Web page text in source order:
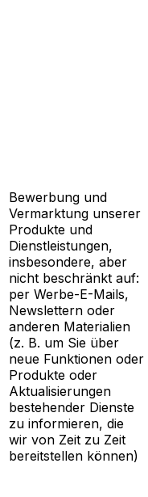
Bewerbung und
Vermarktung unserer
Produkte und
Dienstleistungen,
insbesondere, aber
nicht beschränkt auf:
per Werbe-E-Mails,
Newslettern oder
anderen Materialien
(z. B. um Sie über
neue Funktionen oder
Produkte oder
Aktualisierungen
bestehender Dienste
zu informieren, die
wir von Zeit zu Zeit
bereitstellen können)